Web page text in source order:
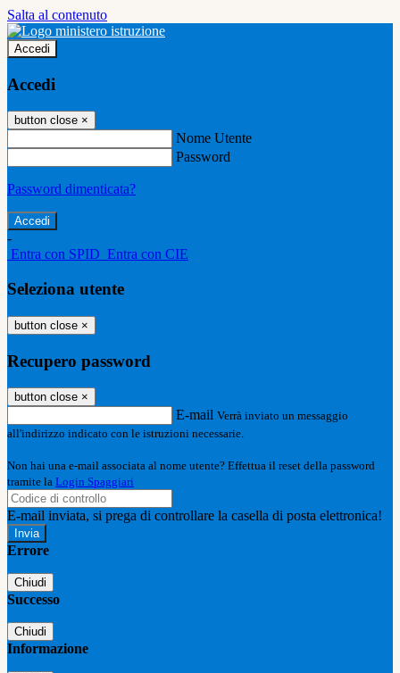
Salta al contenuto
Accedi
Accedi
button close ×
Nome Utente
Password
Password dimenticata?
-
Entra con SPID Entra con CIE
Seleziona utente
button close ×
Recupero password
button close ×
E-mail Verrà inviato un messaggio
all'indirizzo indicato con le istruzioni necessarie.
Non hai una e-mail associata al nome utente? Effettua il reset della password
tramite la Login Spaggiari
E-mail inviata, si prega di controllare la casella di posta elettronica!
Errore
Chiudi
Successo
Chiudi
Informazione